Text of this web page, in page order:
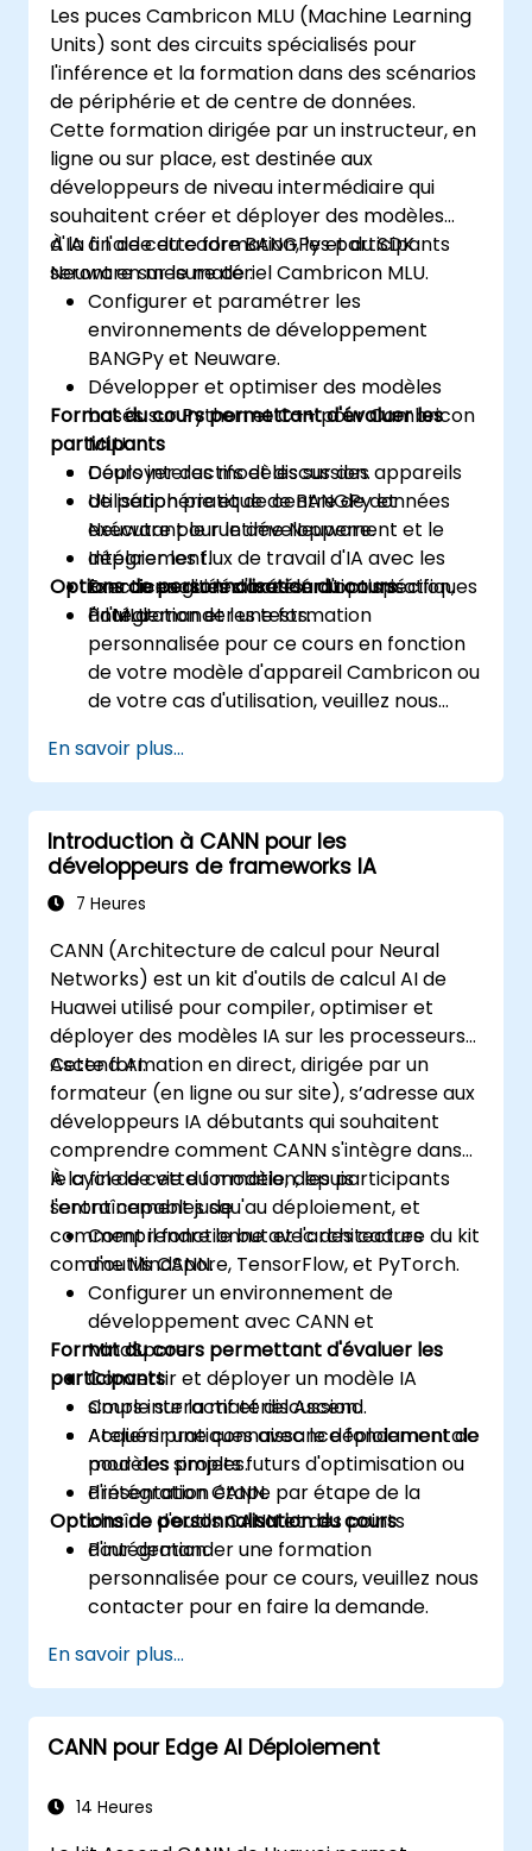
Les puces Cambricon MLU (Machine Learning
Units) sont des circuits spécialisés pour
l'inférence et la formation dans des scénarios
de périphérie et de centre de données.
Cette formation dirigée par un instructeur, en
ligne ou sur place, est destinée aux
développeurs de niveau intermédiaire qui
souhaitent créer et déployer des modèles
d'IA à l'aide du cadre BANGPy et du SDK
Neuware sur le matériel Cambricon MLU.
À la fin de cette formation, les participants
seront en mesure de :
Configurer et paramétrer les
environnements de développement
BANGPy et Neuware.
Développer et optimiser des modèles
basés sur Python et C++ pour Cambricon
MLU.
Déployer des modèles sur des appareils
de périphérie et de centre de données
exécutant le runtime Neuware.
Intégrer les flux de travail d'IA avec les
fonctionnalités d'accélération spécifiques
à l'MLU.
Format du cours permettant d'évaluer les
participants
Cours interactifs et discussion.
Utilisation pratique de BANGPy et
Neuware pour le développement et le
déploiement.
Exercices guidés axés sur l'optimisation,
l'intégration et les tests.
Options de personnalisation du cours
Pour demander une formation
personnalisée pour ce cours en fonction
de votre modèle d'appareil Cambricon ou
de votre cas d'utilisation, veuillez nous
En savoir plus...
Introduction à CANN pour les
développeurs de frameworks IA
7 Heures
CANN (Architecture de calcul pour Neural
Networks) est un kit d'outils de calcul AI de
Huawei utilisé pour compiler, optimiser et
déployer des modèles IA sur les processeurs
Ascend AI.
Cette formation en direct, dirigée par un
formateur (en ligne ou sur site), s’adresse aux
développeurs IA débutants qui souhaitent
comprendre comment CANN s'intègre dans
le cycle de vie du modèle, depuis
l'entraînement jusqu'au déploiement, et
comment il fonctionne avec des cadres
comme MindSpore, TensorFlow, et PyTorch.
À la fin de cette formation, les participants
seront capables de :
Comprendre le but et l'architecture du kit
d'outils CANN.
Configurer un environnement de
développement avec CANN et
MindSpore.
Convertir et déployer un modèle IA
simple sur la matériel Ascend.
Acquérir une connaissance fondamentale
pour des projets futurs d'optimisation ou
d'intégration CANN.
Format du cours permettant d'évaluer les
participants
Cours interactif et discussion.
Ateliers pratiques avec le déploiement de
modèles simples.
Présentation étape par étape de la
chaîne d'outils CANN et des points
d'intégration.
Options de personnalisation du cours
Pour demander une formation
personnalisée pour ce cours, veuillez nous
contacter pour en faire la demande.
En savoir plus...
CANN pour Edge AI Déploiement
14 Heures